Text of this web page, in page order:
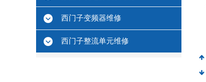
西门子变频器维修
西门子整流单元维修